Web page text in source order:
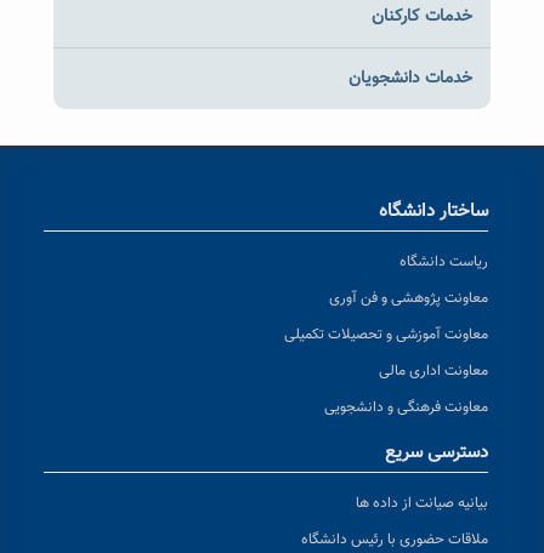
خدمات کارکنان
خدمات دانشجویان
ساختار دانشگاه
ریاست دانشگاه
معاونت پژوهشی و فن آوری
معاونت آموزشی و تحصیلات تکمیلی
معاونت اداری مالی
معاونت فرهنگی و دانشجویی
دسترسی سریع
بیانیه صیانت از داده ها
ملاقات حضوری با رئیس دانشگاه